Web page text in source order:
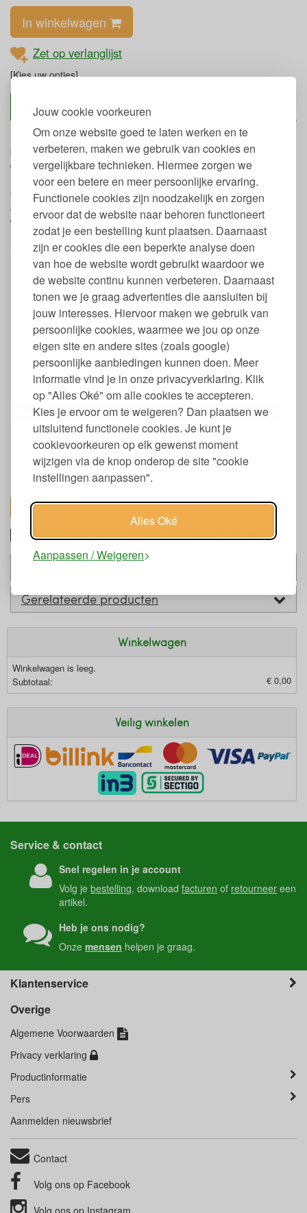
Jouw cookie voorkeuren
Om onze website goed te laten werken en te
verbeteren, maken we gebruik van cookies en
vergelijkbare technieken. Hiermee zorgen we
voor een betere en meer persoonlijke ervaring.
Functionele cookies zijn noodzakelijk en zorgen
ervoor dat de website naar behoren functioneert
zodat je een bestelling kunt plaatsen. Daarnaast
zijn er cookies die een beperkte analyse doen
van hoe de website wordt gebruikt waardoor we
de website continu kunnen verbeteren. Daarnaast
tonen we je graag advertenties die aansluiten bij
jouw interesses. Hiervoor maken we gebruik van
persoonlijke cookies, waarmee we jou op onze
eigen site en andere sites (zoals google)
persoonlijke aanbiedingen kunnen doen. Meer
informatie vind je in onze privacyverklaring. Klik
op "Alles Oké" om alle cookies te accepteren.
Kies je ervoor om te weigeren? Dan plaatsen we
uitsluitend functionele cookies. Je kunt je
cookievoorkeuren op elk gewenst moment
wijzigen via de knop onderop de site "cookie
instellingen aanpassen".
Alles Oké
Aanpassen / Weigeren
In winkelwagen
Zet op verlanglijst
[Kies uw opties]
Omschrijving Living Crafts
Heerlijke biokatoen pyjama set voor dames met een shirt met
korte mouwen en een short, geschikt voor in de zomer. De
damespyjama is gemaakt van GOTS gecertificeerd
100% biologisch jersey katoen. Het gebloemde broekje heeft een
elastische tailleband met koord waardoor hij goed blijft zitten
zonder snijden en het effen shirt heeft een V-hals. Verkrijgbaar in
diverse maten en kleuren.
Eigenschappen dames pyjama set
biokatoen
Gemaakt van 100% biologisch jersey katoen
GOTS gecertificeerd
Dames zomerpyjama met korte mouwen en short
Wassen op max. 40 graden
Verkrijgbaar in diverse kleuren en maten
Maten damespyjama biokatoen Living
Crafts
Maat XS S M L
XL
Kledingmaat
34 36-38 40-42 44-46
Borstomvang (cm) 83-85 87-93 95-101 103-111
Tailleomvang (cm) 65-67 69-75 77-83 85-94
Heupomvang (cm) 89-91 93-99
toon alles
Keurmerken en labels Living Crafts dames
Gerelateerde producten
Winkelwagen
Winkelwagen is leeg.
Subtotaal:
€ 0,00
Veilig winkelen
Service & contact
Snel regelen in je account
Volg jebestelling, downloadfacturen of retourneer een
artikel.
Heb je ons nodig?
Onzemensen helpen je graag.
Klantenservice
Overige
Algemene Voorwaarden
Privacy verklaring
Productinformatie
Pers
Aanmelden nieuwsbrief
Contact
Volg ons op Facebook